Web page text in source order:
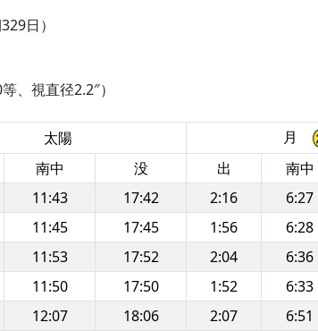
日）
、視直径2.2″）
太陽
月
南中 没 出 南中
11:43 17:42 2:16 6:27
11:45 17:45 1:56 6:28
11:53 17:52 2:04 6:36
11:50 17:50 1:52 6:33
12:07 18:06 2:07 6:51